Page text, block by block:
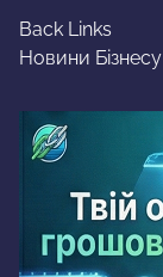
Back Links
Новини Бізнесу